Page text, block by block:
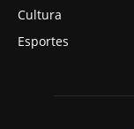
Cultura
Esportes